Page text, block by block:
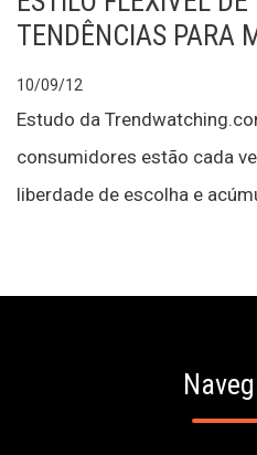
TENDÊNCIAS PARA
10/09/12
Estudo da
consumidores estão cada
liberdade de escolha e